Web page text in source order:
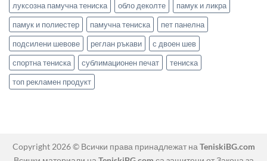
луксозна памучна тениска
обло деколте
памук и ликра
памук и полиестер
памучна тениска
пет панелна
подсилени шевове
реглан ръкави
с двоен шев
спортна тениска
сублимационен печат
тениска
топ рекламен продукт
Copyright 2026 © Всички права принадлежат на TeniskiBG.com